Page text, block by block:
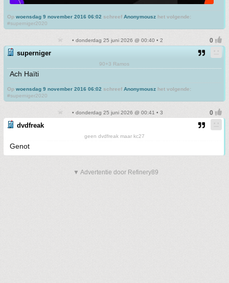
Op woensdag 9 november 2016 06:02 schreef Anonymousz het volgende:
#superniger2020
• donderdag 25 juni 2026 @ 00:40 • 2
superniger
90+3 Ramos
Ach Haïti
Op woensdag 9 november 2016 06:02 schreef Anonymousz het volgende:
#superniger2020
• donderdag 25 juni 2026 @ 00:41 • 3
dvdfreak
geen dvdfreak maar kc27
Genot
▼ Advertentie door Refinery89